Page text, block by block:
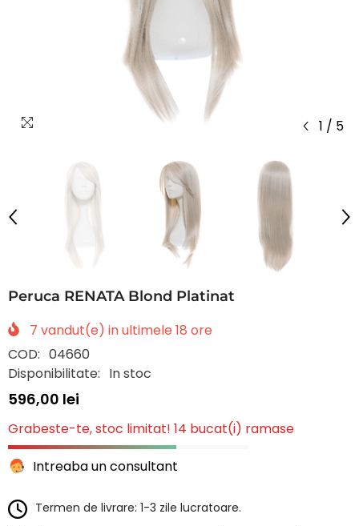
1 / 5
Peruca RENATA Blond Platinat
7 vandut(e) in ultimele 18 ore
COD: 04660
Disponibilitate: In stoc
596,00 lei
Grabeste-te, stoc limitat! 14 bucat(i) ramase
Intreaba un consultant
Termen de livrare: 1-3 zile lucratoare.